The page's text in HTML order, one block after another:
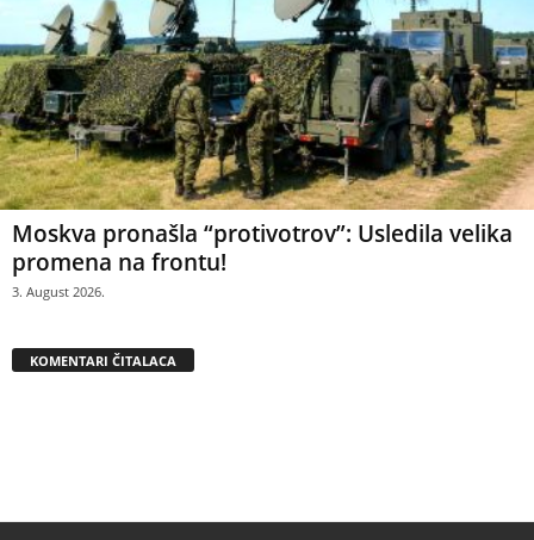
Moskva pronašla “protivotrov”: Usledila velika
promena na frontu!
3. August 2026.
KOMENTARI ČITALACA